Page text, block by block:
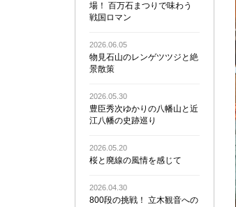
場！ 百万石まつりで味わう
戦国ロマン
2026.06.05
物見石山のレンゲツツジと絶
景散策
2026.05.30
豊臣秀次ゆかりの八幡山と近
江八幡の史跡巡り
2026.05.20
桜と廃線の風情を感じて
2026.04.30
800段の挑戦！ 立木観音への